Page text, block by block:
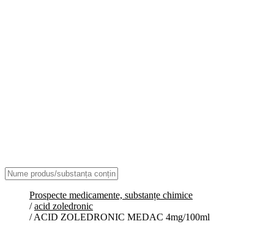
Prospecte medicamente, substanțe chimice
/ acid zoledronic
/ ACID ZOLEDRONIC MEDAC 4mg/100ml